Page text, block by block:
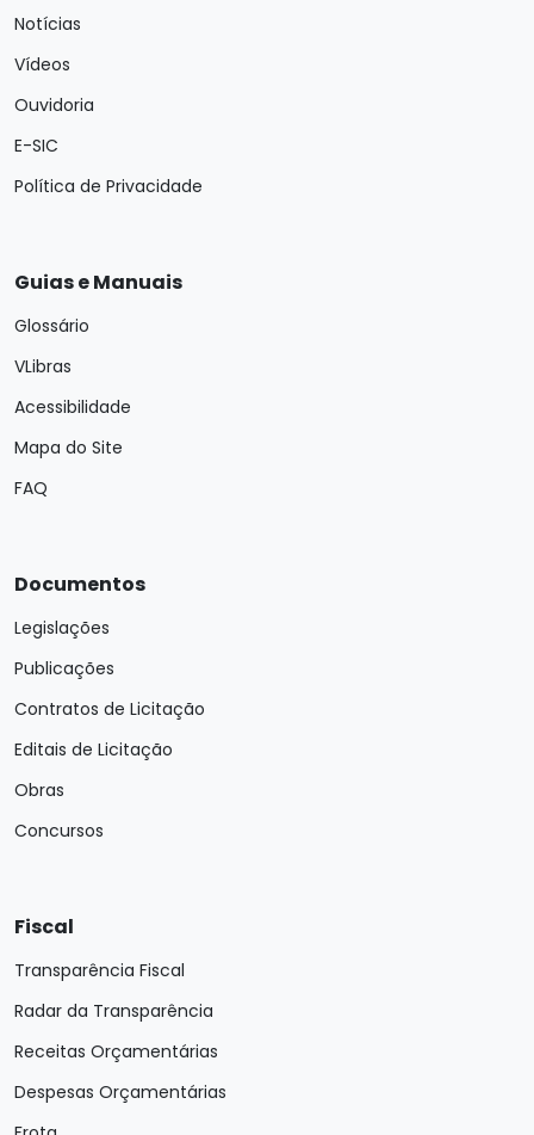
Notícias
Vídeos
Ouvidoria
E-SIC
Política de Privacidade
Guias e Manuais
Glossário
VLibras
Acessibilidade
Mapa do Site
FAQ
Documentos
Legislações
Publicações
Contratos de Licitação
Editais de Licitação
Obras
Concursos
Fiscal
Transparência Fiscal
Radar da Transparência
Receitas Orçamentárias
Despesas Orçamentárias